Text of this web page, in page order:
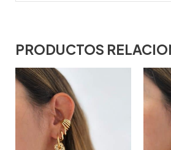
PRODUCTOS